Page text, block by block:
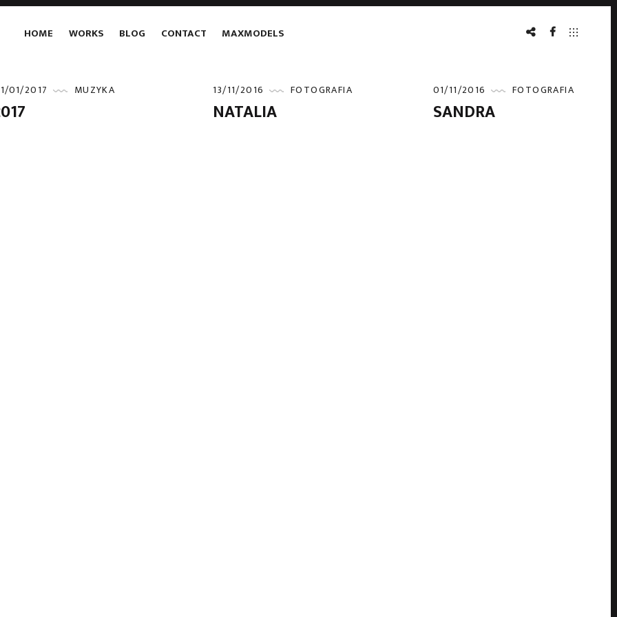
HOME WORKS BLOG CONTACT
MAXMODELS
01/2017 MUZYKA 13/11/2016 FOTOGRAFIA
NATALIA
01/11/2016 FOTOGRAFIA
SANDRA